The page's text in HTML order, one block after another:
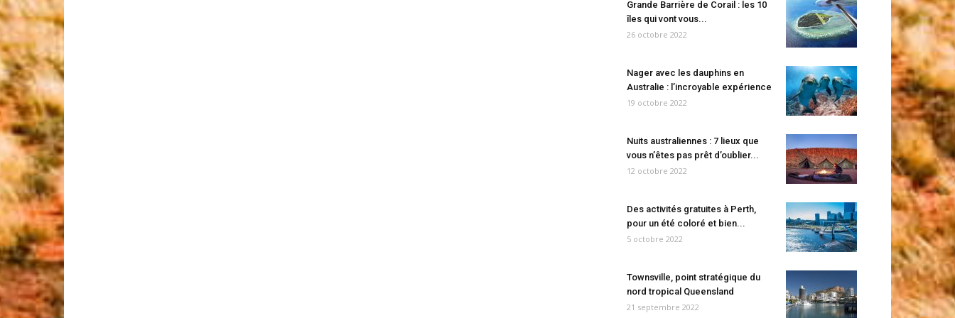
Grande Barrière de Corail : les 10
îles qui vont vous...
26 octobre 2022
Nager avec les dauphins en
Australie : l’incroyable expérience
19 octobre 2022
Nuits australiennes : 7 lieux que
vous n’êtes pas prêt d’oublier...
12 octobre 2022
Des activités gratuites à Perth,
pour un été coloré et bien...
5 octobre 2022
Townsville, point stratégique du
nord tropical Queensland
21 septembre 2022